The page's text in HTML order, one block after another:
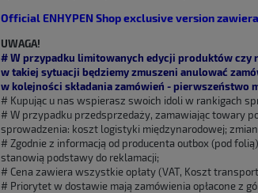
Official ENHYPEN Shop exclusive version
UWAGA!
# W przypadku limitowanych edycji produktów czy
w takiej sytuacji będziemy zmuszeni anulować
w kolejności składania zamówień - pierwszeństwo
# Kupując u nas wspierasz swoich idoli w rankigach
# W przypadku przedsprzedaży, zamawiając towary
sprowadzenia: koszt logistyki międzynarodowej;
# Zgodnie z informacją od producenta outbox (pod
stanowią podstawy do reklamacji;
# Cena zawiera wszystkie opłaty (VAT, Koszt
# Priorytet w dostawie mają zamówienia opłacone z